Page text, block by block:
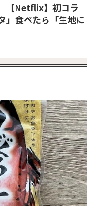
【Netflix】初コラ
」食べたら「生地に